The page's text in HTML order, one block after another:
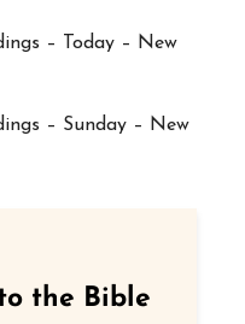
– Today – New
– Sunday – New
the Bible